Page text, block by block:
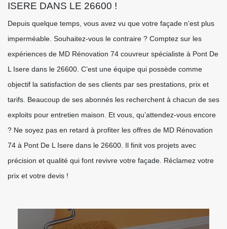
ISERE DANS LE 26600 !
Depuis quelque temps, vous avez vu que votre façade n’est plus
imperméable. Souhaitez-vous le contraire ? Comptez sur les
expériences de MD Rénovation 74 couvreur spécialiste à Pont De
L Isere dans le 26600. C’est une équipe qui possède comme
objectif la satisfaction de ses clients par ses prestations, prix et
tarifs. Beaucoup de ses abonnés les recherchent à chacun de ses
exploits pour entretien maison. Et vous, qu’attendez-vous encore
? Ne soyez pas en retard à profiter les offres de MD Rénovation
74 à Pont De L Isere dans le 26600. Il finit vos projets avec
précision et qualité qui font revivre votre façade. Réclamez votre
prix et votre devis !